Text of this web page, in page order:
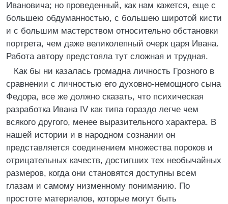
Ивановича; но проведенный, как нам кажется, еще с
большею обдуманностью, с большею широтой кисти
и с большим мастерством относительно обстановки
портрета, чем даже великолепный очерк царя Ивана.
Работа автору предстояла тут сложная и трудная.
Как бы ни казалась громадна личность Грозного в
сравнении с личностью его духовно-немощного сына
Федора, все же должно сказать, что психическая
разработка Ивана IV как типа гораздо легче чем
всякого другого, менее выразительного характера. В
нашей истории и в народном сознании он
представляется соединением множества пороков и
отрицательных качеств, достигших тех необычайных
размеров, когда они становятся доступны всем
глазам и самому низменному пониманию. По
простоте материалов, которые могут быть